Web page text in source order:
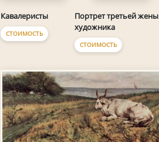
Кавалеристы
СТОИМОСТЬ
Портрет третьей жены
художника
СТОИМОСТЬ